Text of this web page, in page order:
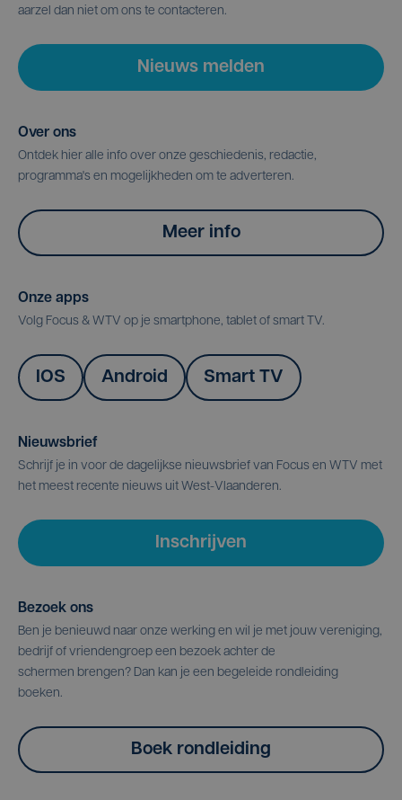
aarzel dan niet om ons te contacteren.
Nieuws melden
Over ons
Ontdek hier alle info over onze geschiedenis, redactie,
programma's en mogelijkheden om te adverteren.
Meer info
Onze apps
Volg Focus & WTV op je smartphone, tablet of smart TV.
IOS Android Smart TV
Nieuwsbrief
Schrijf je in voor de dagelijkse nieuwsbrief van Focus en WTV met
het meest recente nieuws uit West-Vlaanderen.
Inschrijven
Bezoek ons
Ben je benieuwd naar onze werking en wil je met jouw vereniging,
bedrijf of vriendengroep een bezoek achter de
schermen brengen? Dan kan je een begeleide rondleiding
boeken.
Boek rondleiding